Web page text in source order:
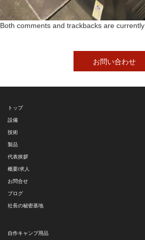
Both comments and trackbacks are
お問い合わせ
トップ
設備
技術
製品
代表挨拶
概要/求人
お問合せ
ブログ
社長の秘密基地
自作キャンプ用品